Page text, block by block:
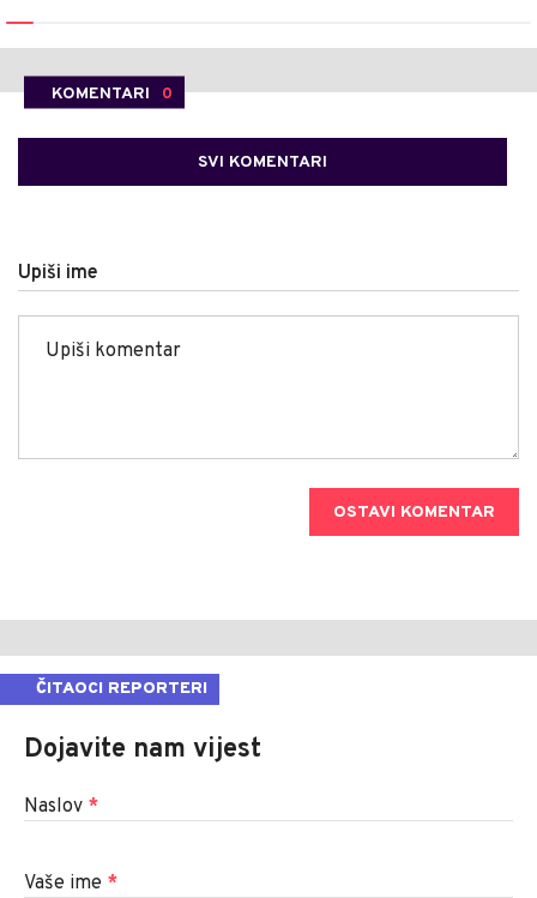
KOMENTARI 0
SVI KOMENTARI
Upiši ime
OSTAVI KOMENTAR
ČITAOCI REPORTERI
Dojavite nam vijest
Naslov *
Vaše ime *